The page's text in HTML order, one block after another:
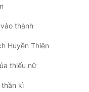
thành
Huyền Thiên
thiếu nữ
thần kì